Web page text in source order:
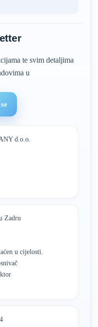
te svim detaljima
u
d.o.o.
Zadru
u cijelosti.